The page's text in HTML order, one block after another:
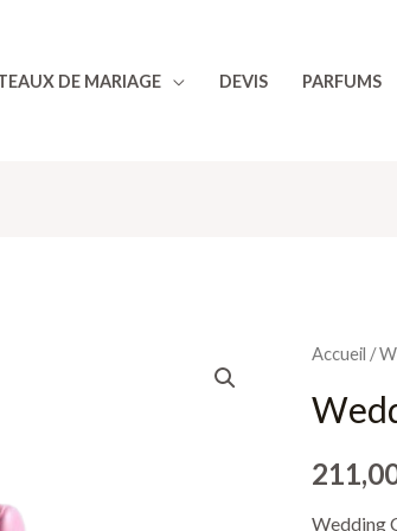
DE MARIAGE DEVIS PARFUMS
Accueil /
Wedding
quantité
Wedding
Aquarelle
Rose